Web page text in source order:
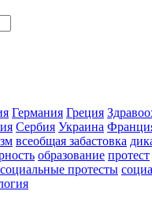
Германия Греция
Сербия Украина
всеобщая забастовка
образование протест
социальные протесты